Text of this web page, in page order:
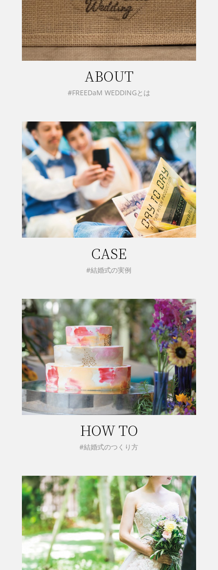
ABOUT
#FREEDaM WEDDINGとは
CASE
#結婚式の実例
HOW TO
#結婚式のつくり方